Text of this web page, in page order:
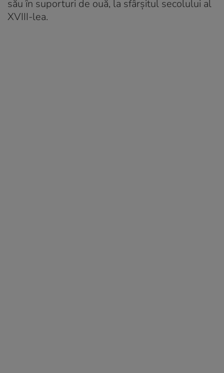
său în suporturi de ouă, la sfârșitul secolului al
XVIII-lea.